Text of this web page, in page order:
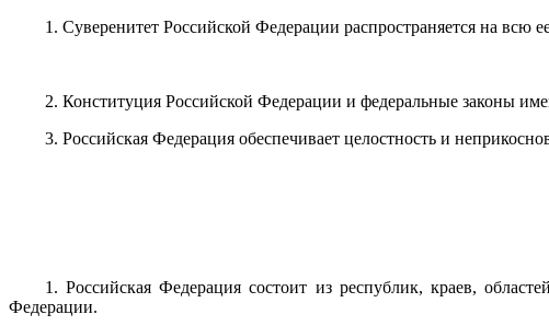
1. Суверенитет Российской Федерации распространяется на всю
2. Конституция Российской Федерации и федеральные законы
3. Российская Федерация обеспечивает целостность и
1. Российская Федерация состоит из республик, краев,
Федерации.